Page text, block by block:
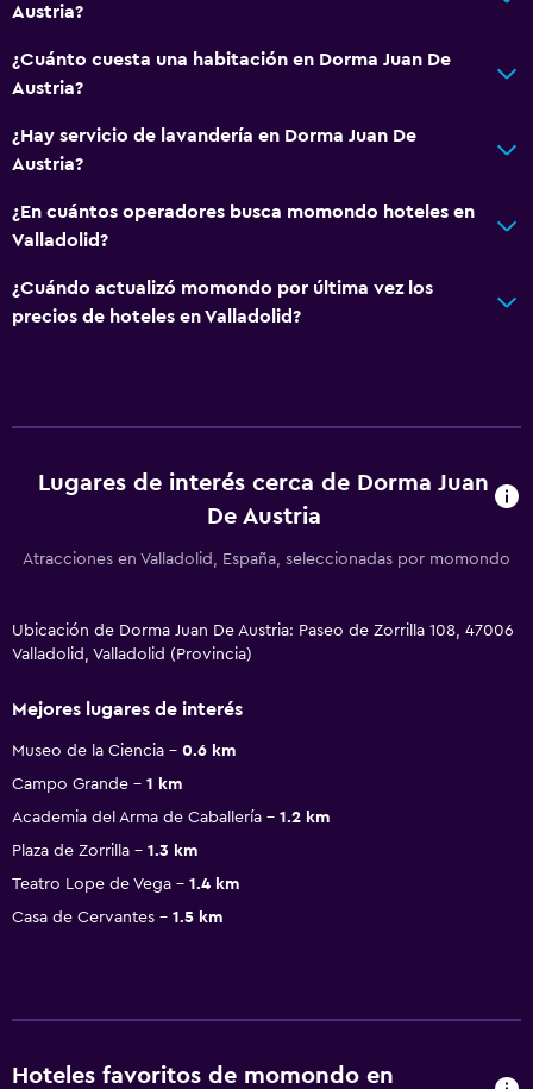
Austria?
¿Cuánto cuesta una habitación en Dorma Juan De
Austria?
¿Hay servicio de lavandería en Dorma Juan De
Austria?
¿En cuántos operadores busca momondo hoteles en
Valladolid?
¿Cuándo actualizó momondo por última vez los
precios de hoteles en Valladolid?
Lugares de interés cerca de Dorma Juan
De Austria
Atracciones en Valladolid, España, seleccionadas por momondo
Ubicación de Dorma Juan De Austria: Paseo de Zorrilla 108, 47006
Valladolid, Valladolid (Provincia)
Mejores lugares de interés
Museo de la Ciencia
0.6 km
Campo Grande
1 km
Academia del Arma de Caballería
1.2 km
Plaza de Zorrilla
1.3 km
Teatro Lope de Vega
1.4 km
Casa de Cervantes
1.5 km
Hoteles favoritos de momondo en